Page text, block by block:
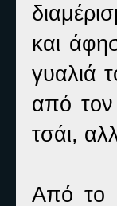
και
γυαλιά
από τον
τσάι,
Από το